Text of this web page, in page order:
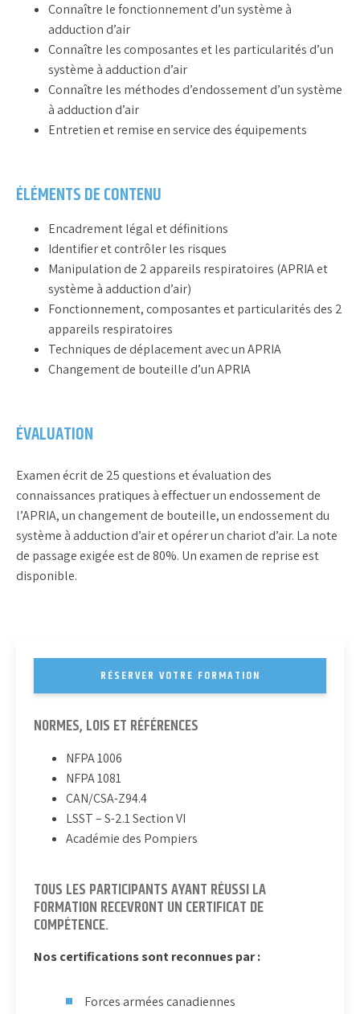
Connaître le fonctionnement d’un système à
adduction d’air
Connaître les composantes et les particularités d’un
système à adduction d’air
Connaître les méthodes d’endossement d’un système
à adduction d’air
Entretien et remise en service des équipements
ÉLÉMENTS DE CONTENU
Encadrement légal et définitions
Identifier et contrôler les risques
Manipulation de 2 appareils respiratoires (APRIA et
système à adduction d’air)
Fonctionnement, composantes et particularités des 2
appareils respiratoires
Techniques de déplacement avec un APRIA
Changement de bouteille d’un APRIA
ÉVALUATION
Examen écrit de 25 questions et évaluation des
connaissances pratiques à effectuer un endossement de
l’APRIA, un changement de bouteille, un endossement du
système à adduction d’air et opérer un chariot d’air. La note
de passage exigée est de 80%. Un examen de reprise est
disponible.
RÉSERVER VOTRE FORMATION
NORMES, LOIS ET RÉFÉRENCES
NFPA 1006
NFPA 1081
CAN/CSA-Z94.4
LSST – S-2.1 Section VI
Académie des Pompiers
TOUS LES PARTICIPANTS AYANT RÉUSSI LA
FORMATION RECEVRONT UN CERTIFICAT DE
COMPÉTENCE.
Nos certifications sont reconnues par :
Forces armées canadiennes